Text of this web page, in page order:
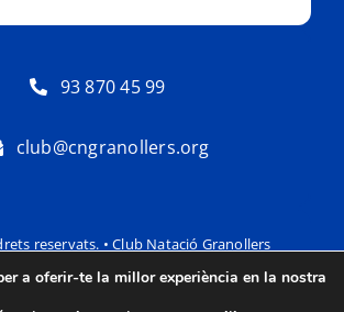
93 870 45 99
club@cngranollers.org
reservats. • Club Natació Granollers
de privacitat Avís Legal
a oferir-te la millor experiència en la nostra